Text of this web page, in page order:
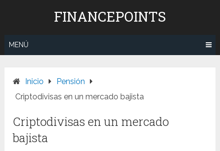
FINANCEPOINTS
MENÚ
Inicio
Pensión
Criptodivisas en un mercado bajista
Criptodivisas en un mercado
bajista